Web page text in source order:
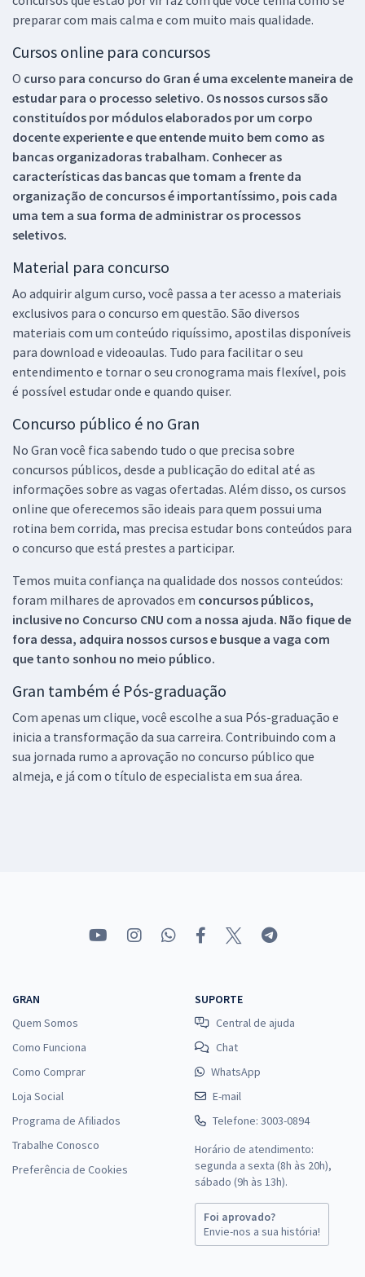
preparar com mais calma e com muito mais qualidade.
Cursos online para concursos
O curso para concurso do Gran é uma excelente maneira de
estudar para o processo seletivo. Os nossos cursos são
constituídos por módulos elaborados por um corpo
docente experiente e que entende muito bem como as
bancas organizadoras trabalham. Conhecer as
características das bancas que tomam a frente da
organização de concursos é importantíssimo, pois cada
uma tem a sua forma de administrar os processos
seletivos.
Material para concurso
Ao adquirir algum curso, você passa a ter acesso a materiais
exclusivos para o concurso em questão. São diversos
materiais com um conteúdo riquíssimo, apostilas disponíveis
para download e videoaulas. Tudo para facilitar o seu
entendimento e tornar o seu cronograma mais flexível, pois
é possível estudar onde e quando quiser.
Concurso público é no Gran
No Gran você fica sabendo tudo o que precisa sobre
concursos públicos, desde a publicação do edital até as
informações sobre as vagas ofertadas. Além disso, os cursos
online que oferecemos são ideais para quem possui uma
rotina bem corrida, mas precisa estudar bons conteúdos para
o concurso que está prestes a participar.
Temos muita confiança na qualidade dos nossos conteúdos:
foram milhares de aprovados em concursos públicos,
inclusive no Concurso CNU com a nossa ajuda. Não fique de
fora dessa, adquira nossos cursos e busque a vaga com
que tanto sonhou no meio público.
Gran também é Pós-graduação
Com apenas um clique, você escolhe a sua Pós-graduação e
inicia a transformação da sua carreira. Contribuindo com a
sua jornada rumo a aprovação no concurso público que
almeja, e já com o título de especialista em sua área.
GRAN
Quem Somos
Como Funciona
Como Comprar
Loja Social
Programa de Afiliados
Trabalhe Conosco
Preferência de Cookies
SUPORTE
Central de ajuda
Chat
WhatsApp
E-mail
Telefone: 3003-0894
Horário de atendimento:
segunda a sexta (8h às 20h),
sábado (9h às 13h).
Foi aprovado?
Envie-nos a sua história!